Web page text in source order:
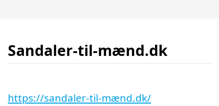
Sandaler-til-mænd.dk
https://sandaler-til-mænd.dk/